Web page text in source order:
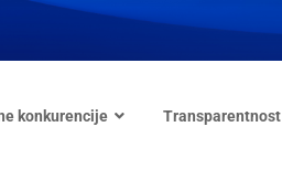
konkurencije Transparentnost